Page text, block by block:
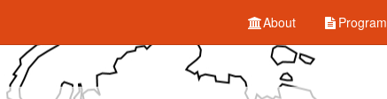
About Program